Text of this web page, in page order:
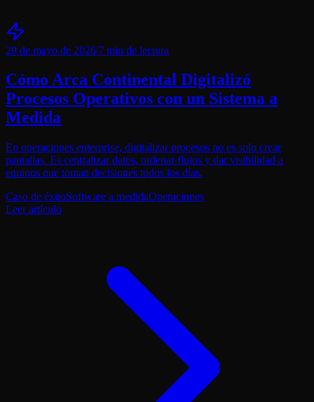
29 de mayo de 2026|7 min de lectura
Cómo Arca Continental Digitalizó
Procesos Operativos con un Sistema a
Medida
En operaciones enterprise, digitalizar procesos no es solo crear
pantallas. Es centralizar datos, ordenar flujos y dar visibilidad a
equipos que toman decisiones todos los días.
Caso de éxitoSoftware a medidaOperaciones
Leer artículo